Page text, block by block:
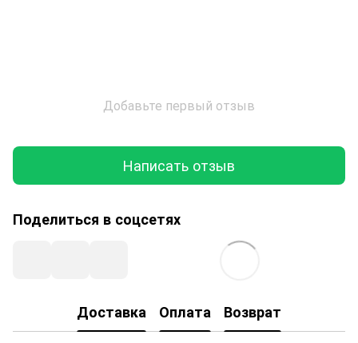
Добавьте первый отзыв
Написать отзыв
Поделиться в соцсетях
Доставка Оплата Возврат